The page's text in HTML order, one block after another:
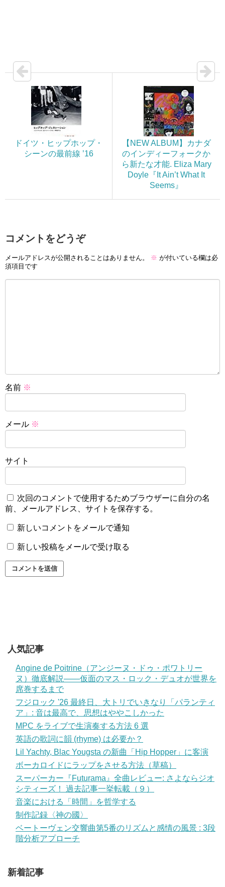
ドイツ・ヒップホップ・
シーンの最前線 ’16
【NEW ALBUM】カナダ
のインディーフォークか
ら新たな才能. Eliza Mary
Doyle『It Ain’t What It
Seems』
コメントをどうぞ
メールアドレスが公開されることはありません。 ※ が付いている欄は必
須項目です
名前 ※
メール ※
サイト
次回のコメントで使用するためブラウザーに自分の名
前、メールアドレス、サイトを保存する。
新しいコメントをメールで通知
新しい投稿をメールで受け取る
人気記事
Angine de Poitrine（アンジーヌ・ドゥ・ポワトリー
ヌ）徹底解説——仮面のマス・ロック・デュオが世界を
席巻するまで
フジロック '26 最終日、大トリでいきなり「パランティ
ア」: 音は最高で、思想はややこしかった
MPC をライブで生演奏する方法 6 選
英語の歌詞に韻 (rhyme) は必要か？
Lil Yachty, Blac Yougsta の新曲「Hip Hopper」に客演
ボーカロイドにラップをさせる方法（草稿）
スーパーカー『Futurama』全曲レビュー: さよならジオ
シティーズ！ 過去記事一挙転載（９）
音楽における「時間」を哲学する
制作記録〈神の國〉
ベートーヴェン交響曲第5番のリズムと感情の風景 : 3段
階分析アプローチ
新着記事